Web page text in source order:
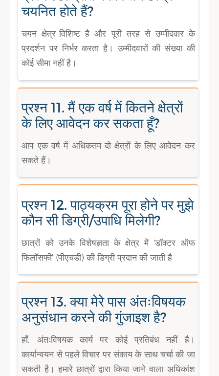
चयनित होते हैं?
चयन क्षेत्र-विशिष्ट है और पूरी तरह से उम्मीदवार के
प्रदर्शन पर निर्भर करता है। उम्मीदवारों की संख्या की
कोई सीमा नहीं है।
प्रश्न 11. मैं एक वर्ष में कितने क्षेत्रों
के लिए आवेदन कर सकता हूँ?
आप एक वर्ष में अधिकतम दो क्षेत्रों के लिए आवेदन कर
सकते हैं।
प्रश्न 12. पाठ्यक्रम पूरा होने पर मुझे
कौन सी डिग्री/उपाधि मिलेगी?
छात्रों को उनके विशेषज्ञता के क्षेत्र में 'डॉक्टर ऑफ
फिलॉसफी' (पीएचडी) की डिग्री प्रदान की जाती है
प्रश्न 13. क्या मेरे पास अंतःविषयक
अनुसंधान करने की गुंजाइश है?
हाँ, अंतःविषयक कार्य पर कोई प्रतिबंध नहीं है।
कार्यान्वयन से पहले विचार पर संकाय के साथ चर्चा की जा
सकती है। हमारे छात्रों द्वारा किया जाने वाला अधिकांश